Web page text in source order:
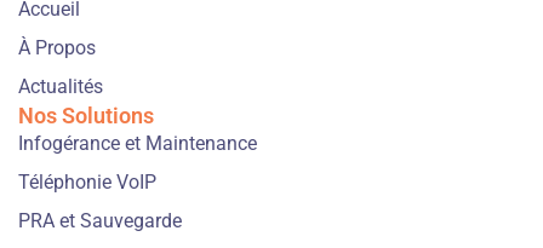
Accueil
À Propos
Actualités
Nos Solutions
Infogérance et Maintenance
Téléphonie VoIP
PRA et Sauvegarde